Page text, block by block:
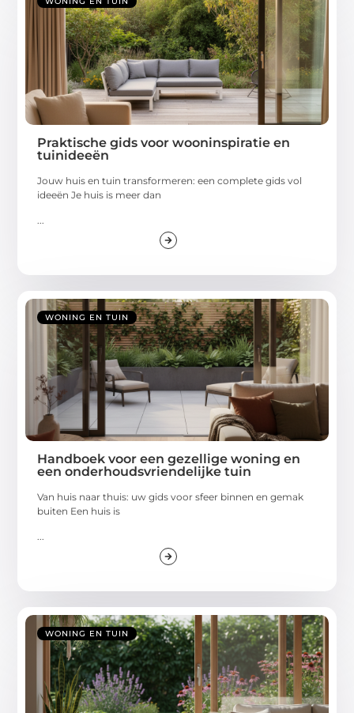
Praktische gids voor wooninspiratie en
tuinideeën
Jouw huis en tuin transformeren: een complete gids vol
ideeën Je huis is meer dan
...
WONING EN TUIN
Handboek voor een gezellige woning en
een onderhoudsvriendelijke tuin
Van huis naar thuis: uw gids voor sfeer binnen en gemak
buiten Een huis is
...
WONING EN TUIN